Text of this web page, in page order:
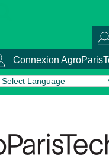
Connexion
by